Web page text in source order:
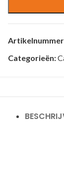
Categorieën: